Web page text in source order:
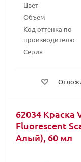
Цвет
Объем
Код оттенка по
производителю
Серия
62034 Краска
Fluorescent
Алый), 60 мл